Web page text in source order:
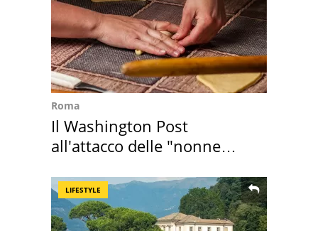
Roma
Il Washington Post
all'attacco delle "nonne
LIFESTYLE